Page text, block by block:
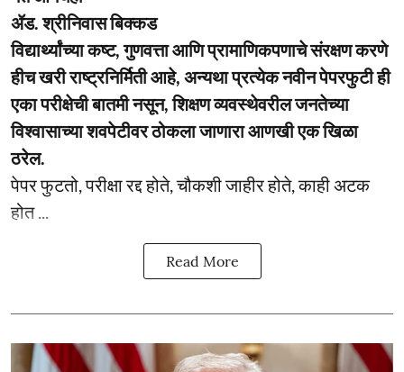
ॲड. श्रीनिवास बिक्कड
विद्यार्थ्यांच्या कष्ट, गुणवत्ता आणि प्रामाणिकपणाचे संरक्षण करणे
हीच खरी राष्ट्रनिर्मिती आहे, अन्यथा प्रत्येक नवीन पेपरफुटी ही
एका परीक्षेची बातमी नसून, शिक्षण व्यवस्थेवरील जनतेच्या
विश्वासाच्या शवपेटीवर ठोकला जाणारा आणखी एक खिळा
ठरेल.
पेपर फुटतो, परीक्षा रद्द होते, चौकशी जाहीर होते, काही अटक
होत ...
Read More